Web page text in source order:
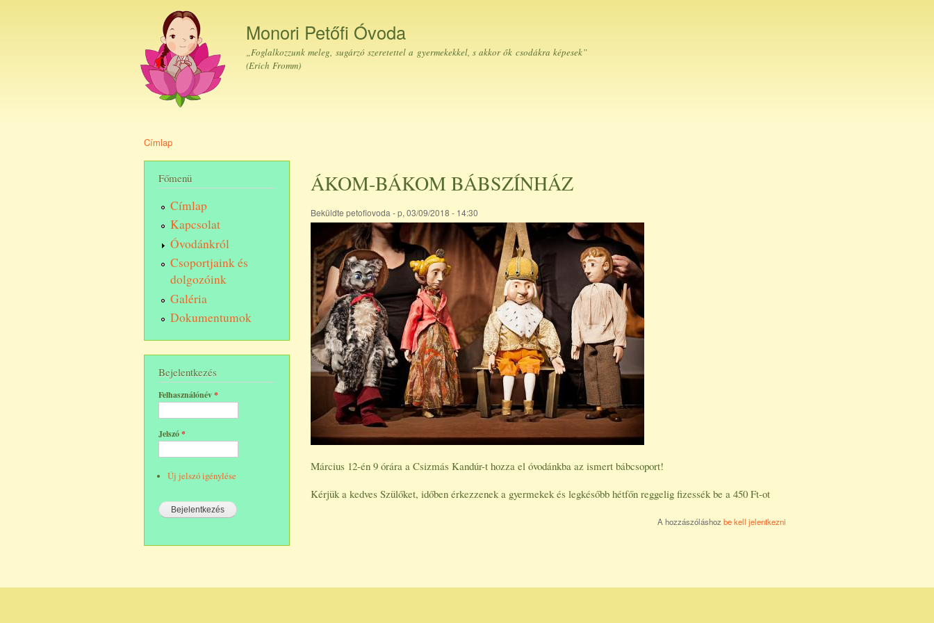
Monori Petőfi Óvoda
„Foglalkozzunk meleg, sugárzó szeretettel a gyermekekkel, s akkor ők csodákra képesek”
(Erich Fromm)
Címlap
Főmenü
Címlap
Kapcsolat
Óvodánkról
Csoportjaink és
dolgozóink
Galéria
Dokumentumok
Bejelentkezés
Felhasználónév*
Jelszó*
Új jelszó igénylése
ÁKOM-BÁKOM BÁBSZÍNHÁZ
Beküldte petofiovoda - p, 03/09/2018 - 14:30
Március 12-én 9 órára a Csizmás Kandúr-t hozza el óvodánkba az ismert bábcsoport!
Kérjük a kedves Szülőket, időben érkezzenek a gyermekek és legkésőbb hétfőn reggelig fizessék be a 450 Ft-ot
A hozzászóláshozbe kell jelentkezni